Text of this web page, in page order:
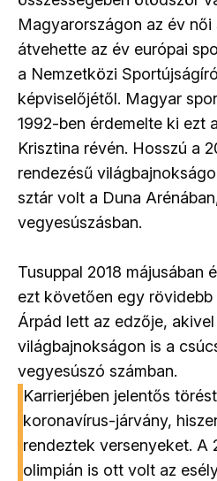
Magyarországon az év
átvehette az év európai
a Nemzetközi
képviselőjétől. Magyar
1992-ben érdemelte ki ezt
Krisztina révén. Hosszú a
rendezésű
sztár volt a Duna
vegyesúszásban.
Tusuppal 2018 májusában
ezt követően egy
Árpád lett az edzője,
világbajnokságon is a
vegyesúszó számban.
Karrierjében jelentős
koronavírus-járvány,
rendeztek versenyeket. A
olimpián is ott volt az